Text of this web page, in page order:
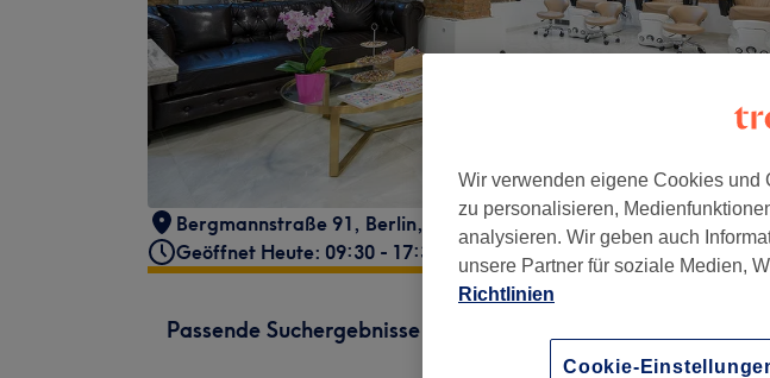
Bergmannstraße 91 , Berlin, Kreuzberg, 10961
Geöffnet Heute: 09:30 - 17:30
Passende Suchergebnisse
5 Min.Details
Wir verwenden eigene Cookies und
zu personalisieren,
analysieren. Wir geben auch
unsere Partner für soziale Medien,
Richtlinien
Cookie-